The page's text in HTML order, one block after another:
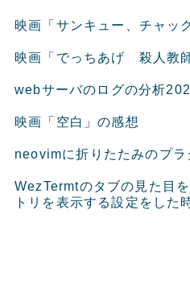
映画「サンキュー、チャッ
映画「でっちあげ 殺人教
webサーバのログの分析
映画「空白」の感想
neovimに折りたたみのプ
WezTermtのタブの見た目
トリを表示する設定をした